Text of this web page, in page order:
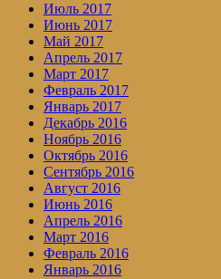
Июль 2017
Июнь 2017
Май 2017
Апрель 2017
Март 2017
Февраль 2017
Январь 2017
Декабрь 2016
Ноябрь 2016
Октябрь 2016
Сентябрь 2016
Август 2016
Июнь 2016
Апрель 2016
Март 2016
Февраль 2016
Январь 2016